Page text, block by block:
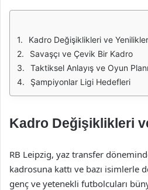
Kadro Değişiklikleri ve Yenilikler
Savaşçı ve Çevik Bir Kadro
Taktiksel Anlayış ve Oyun Planı
Şampiyonlar Ligi Hedefleri
Kadro Değişiklikleri
RB Leipzig, yaz transfer
kadrosuna kattı ve bazı isimlerle
genç ve yetenekli futbolcuları